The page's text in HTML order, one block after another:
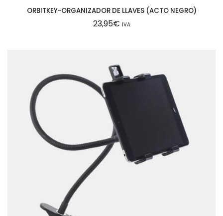
ORBITKEY-ORGANIZADOR DE LLAVES (ACTO NEGRO)
23,95€ IVA